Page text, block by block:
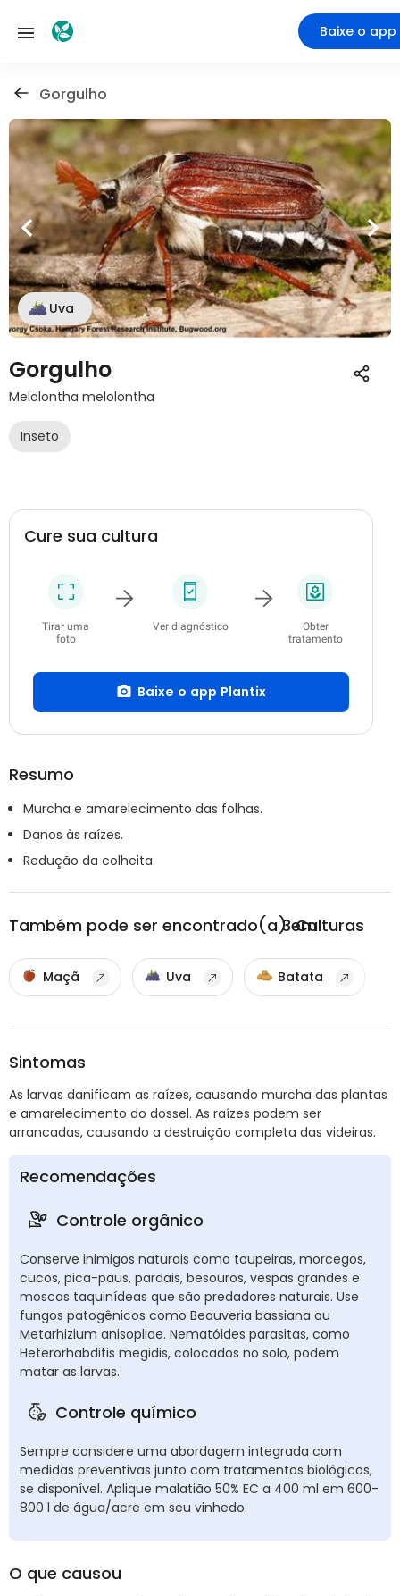
Baixe o app
Gorgulho
Uva
Gorgulho
Melolontha melolontha
Inseto
Cure sua cultura
Tirar uma
foto
Ver diagnóstico
Obter
tratamento
Baixe o app Plantix
Resumo
Murcha e amarelecimento das folhas.
Danos às raízes.
Redução da colheita.
Também pode ser encontrado(a) em
3Culturas
Maçã Uva Batata
Sintomas
As larvas danificam as raízes, causando murcha das plantas
e amarelecimento do dossel. As raízes podem ser
arrancadas, causando a destruição completa das videiras.
Recomendações
Controle orgânico
Conserve inimigos naturais como toupeiras, morcegos,
cucos, pica-paus, pardais, besouros, vespas grandes e
moscas taquinídeas que são predadores naturais. Use
fungos patogênicos como Beauveria bassiana ou
Metarhizium anisopliae. Nematóides parasitas, como
Heterorhabditis megidis, colocados no solo, podem
matar as larvas.
Controle químico
Sempre considere uma abordagem integrada com
medidas preventivas junto com tratamentos biológicos,
se disponível. Aplique malatião 50% EC a 400 ml em 600-
800 l de água/acre em seu vinhedo.
O que causou